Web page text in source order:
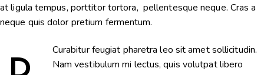
at ligula tempus, porttitor tortora, pellentesque neque. Cras a
neque quis dolor pretium fermentum.
D
Curabitur feugiat pharetra leo sit amet sollicitudin.
Nam vestibulum mi lectus, quis volutpat libero